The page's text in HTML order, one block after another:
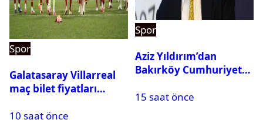
Spor
Galatasaray Villarreal
maç bilet fiyatları
10 saat önce
Spor
Aziz Yıldırım’dan
Bakırköy Cumhuriyet
duyurusu
15 saat önce